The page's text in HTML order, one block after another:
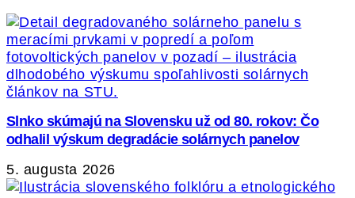
Slnko skúmajú na Slovensku už od 80. rokov: Čo
odhalil výskum degradácie solárnych panelov
5. augusta 2026